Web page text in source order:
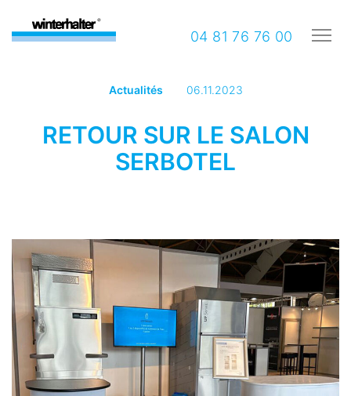
04 81 76 76 00
Actualités 06.11.2023
RETOUR SUR LE SALON
SERBOTEL